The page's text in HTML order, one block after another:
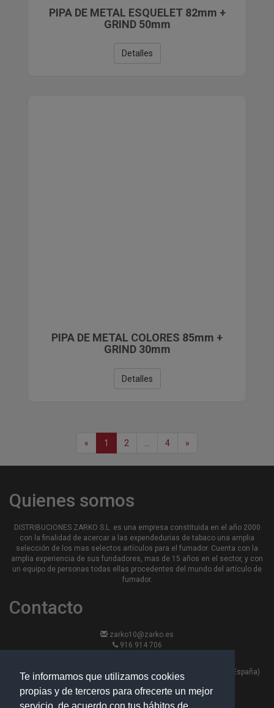
Te informamos que utilizamos cookies
propias y de terceros para ofrecerte un mejor
PIPA DE METAL ESQUELET 82mm +
GRIND 50mm
Detalles
PIPA DE METAL COLORES 85mm +
GRIND 30mm
Detalles
« 1 2 4 »
Quienes somos
DISTRIBUCIONES ZARKO S.L. es una empresa constituida en el año 2000
con la finalidad de acercar a las expendedurias de tabaco una amplia
selección de los mas selectos artículos para el fumador. Cuenta con la
amplia experiencia de sus fundadores, mas de 15 años en el sector, y con
un equipo de personas todas ellas procedentes del mundo del artículo de
fumador.
Contacto
zarko10@zarko.es
916 914 706
Calle Hierro 13, nave 6 - 28330 -San Martin de la Vega, Madrid (España)
Políticas